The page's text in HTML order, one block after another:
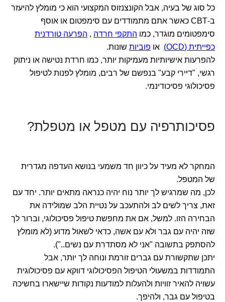
כל סוג של בעיה, אבל הקונצנזוס המקצועי הוא כי מומלץ להיעזר
ב-CBT כאשר אתם מתמודדים עם סימפטום או אוסף
סימפטומים מוגדר, כמו התקפי חרדה , הפרעה טורדנית
כפייתית (OCD)
או פוביות שונות.
להפרעות אישיותיות מעמיקות יותר, כמו חרדת נטישה או ניתוק
רגשי, "דיירי קבע" בנפשם של רבים, מומלץ לפנות לטיפול
פסיכולוגי פסיכודינמי.
פסיכותרפיה עם מטפל או מטפלת?
המחקר לא מעיד על כיוון חד משמעי בנושא העדפה מגדרית
של המטפל.
לכן, מה שמרגיש לך יותר נוח יהיה כנראה מתאים יותר. יחד עם
זאת, צריך לשים לב ולהתעכב על נטיית הלב שמולידה את
הבחירה הזו. למשל, אם את מחפשת טיפול פסיכולוגי, וברור לך
שזה יהיה עם גבר ולא עם אשה, כדאי לשאול מדוע (לא מומלץ
להסתפק בתשובה "אני לא מסתדרת עם נשים..").
יתכן שתקשורת עם גברים זורמת ונוחה לך יותר, אבל
התמודדות במשעולי הטיפול הפסיכולוגי דווקא עם פסיכולוגית
עשויה להאיר זוויות ולהעלות למודעות נקודות שיישארו בחשיכה
בטיפול עם גבר, ולהיפך.